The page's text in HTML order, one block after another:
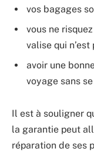
vos bagages
vous ne
valise qui
avoir une
voyage sans
Il est à souligner
la garantie peut
réparation de ses